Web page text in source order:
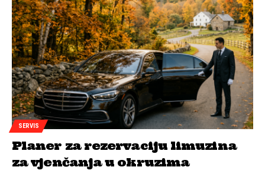
SERVIS
Planer za rezervaciju limuzina
za vjenčanja u okruzima